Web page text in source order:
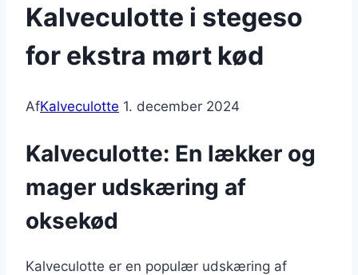
Kalveculotte i stegeso
for ekstra mørt kød
AfKalveculotte 1. december 2024
Kalveculotte: En lækker og
mager udskæring af
oksekød
Kalveculotte er en populær udskæring af